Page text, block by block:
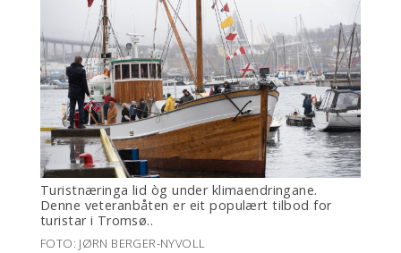
Turistnæringa lid òg under klimaendringane.
Denne veteranbåten er eit populært tilbod for
turistar i Tromsø..
FOTO: JØRN BERGER-NYVOLL